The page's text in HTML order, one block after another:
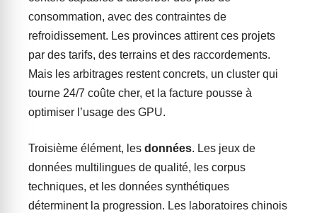
consommation, avec des contraintes de
refroidissement. Les provinces attirent ces projets
par des tarifs, des terrains et des raccordements.
Mais les arbitrages restent concrets, un cluster qui
tourne 24/7 coûte cher, et la facture pousse à
optimiser l’usage des GPU.
Troisième élément, les données. Les jeux de
données multilingues de qualité, les corpus
techniques, et les données synthétiques
déterminent la progression. Les laboratoires chinois